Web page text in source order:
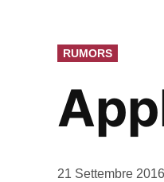
PUBBLICATO
IN
RUMORS
da
21 Settembre 2016